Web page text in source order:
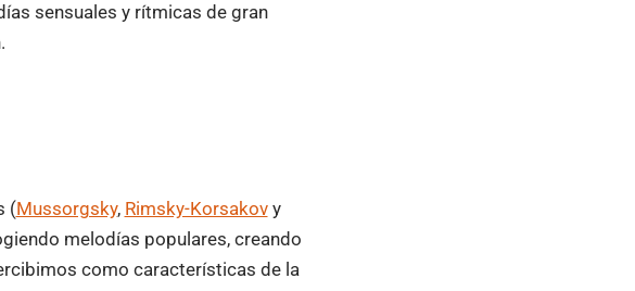
sensuales y rítmicas de gran
(Mussorgsky, Rimsky-Korsakovy
melodías populares, creando
como características de la